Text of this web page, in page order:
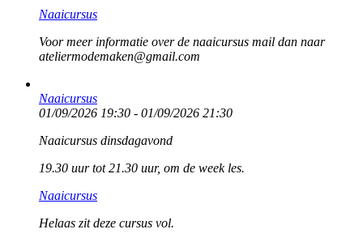
Naaicursus
Voor meer informatie over de naaicursus mail dan naar
ateliermodemaken@gmail.com
Naaicursus
01/09/2026 19:30 - 01/09/2026 21:30
Naaicursus dinsdagavond
19.30 uur tot 21.30 uur, om de week les.
Naaicursus
Helaas zit deze cursus vol.